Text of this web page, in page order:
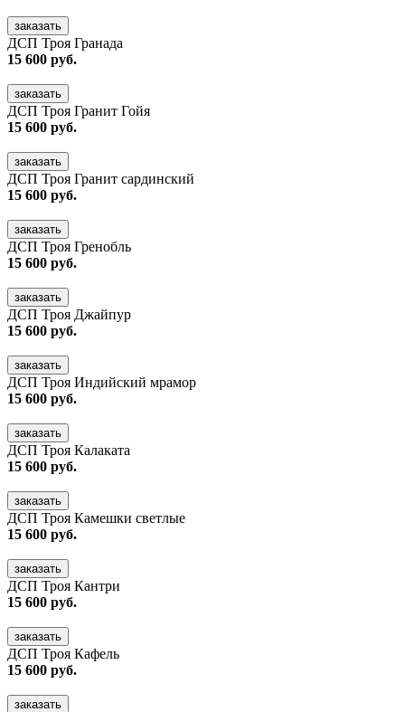
заказать
ДСП Троя Гранада
15 600 руб.
заказать
ДСП Троя Гранит Гойя
15 600 руб.
заказать
ДСП Троя Гранит сардинский
15 600 руб.
заказать
ДСП Троя Гренобль
15 600 руб.
заказать
ДСП Троя Джайпур
15 600 руб.
заказать
ДСП Троя Индийский мрамор
15 600 руб.
заказать
ДСП Троя Калаката
15 600 руб.
заказать
ДСП Троя Камешки светлые
15 600 руб.
заказать
ДСП Троя Кантри
15 600 руб.
заказать
ДСП Троя Кафель
15 600 руб.
заказать